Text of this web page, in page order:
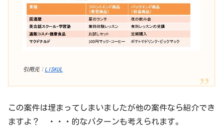
引用元： LISKUL
この案件は埋まってしまいましたが他の案件なら紹介でき
ますよ？ ・・・的なパターンも考えられます。